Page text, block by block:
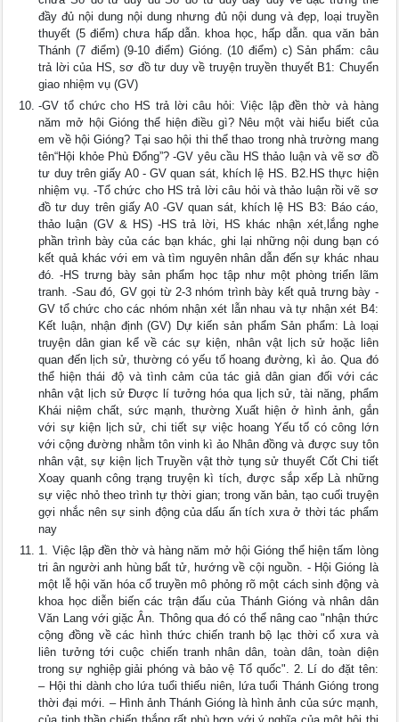
đầy đủ nội dung nội dung nhưng đủ nội dung và đẹp, loại truyền
thuyết (5 điểm) chưa hấp dẫn. khoa học, hấp dẫn. qua văn bản
Thánh (7 điểm) (9-10 điểm) Gióng. (10 điểm) c) Sản phẩm: câu
trả lời của HS, sơ đồ tư duy về truyện truyền thuyết B1: Chuyển
giao nhiệm vụ (GV)
-GV tổ chức cho HS trả lời câu hỏi: Việc lập đền thờ và hàng
năm mở hội Gióng thể hiện điều gì? Nêu một vài hiểu biết của
em về hội Gióng? Tại sao hội thi thể thao trong nhà trường mang
tên“Hội khỏe Phù Đổng”? -GV yêu cầu HS thảo luận và vẽ sơ đồ
tư duy trên giấy A0 - GV quan sát, khích lệ HS. B2.HS thực hiện
nhiệm vụ. -Tổ chức cho HS trả lời câu hỏi và thảo luận rồi vẽ sơ
đồ tư duy trên giấy A0 -GV quan sát, khích lệ HS B3: Báo cáo,
thảo luận (GV & HS) -HS trả lời, HS khác nhận xét,lắng nghe
phần trình bày của các bạn khác, ghi lại những nội dung bạn có
kết quả khác với em và tìm nguyên nhân dẫn đến sự khác nhau
đó. -HS trưng bày sản phẩm học tập như một phòng triển lãm
tranh. -Sau đó, GV gọi từ 2-3 nhóm trình bày kết quả trưng bày -
GV tổ chức cho các nhóm nhận xét lẫn nhau và tự nhận xét B4:
Kết luận, nhận định (GV) Dự kiến sản phẩm Sản phẩm: Là loại
truyện dân gian kể về các sự kiện, nhân vật lịch sử hoặc liên
quan đến lịch sử, thường có yếu tố hoang đường, kì ảo. Qua đó
thể hiện thái độ và tình cảm của tác giả dân gian đối với các
nhân vật lịch sử Được lí tưởng hóa qua lịch sử, tài năng, phẩm
Khái niệm chất, sức mạnh, thường Xuất hiện ở hình ảnh, gắn
với sự kiện lịch sử, chi tiết sự việc hoang Yếu tố có công lớn
với cộng đường nhằm tôn vinh kì ảo Nhân đồng và được suy tôn
nhân vật, sự kiện lịch Truyền vật thờ tụng sử thuyết Cốt Chi tiết
Xoay quanh công trạng truyện kì tích, được sắp xếp Là những
sự việc nhỏ theo trình tự thời gian; trong văn bản, tạo cuối truyện
gợi nhắc nên sự sinh động của dấu ấn tích xưa ở thời tác phẩm
nay
1. Việc lập đền thờ và hàng năm mở hội Gióng thể hiện tấm lòng
tri ân người anh hùng bất tử, hướng về cội nguồn. - Hội Gióng là
một lễ hội văn hóa cổ truyền mô phỏng rõ một cách sinh động và
khoa học diễn biến các trận đấu của Thánh Gióng và nhân dân
Văn Lang với giặc Ân. Thông qua đó có thể nâng cao "nhận thức
cộng đồng về các hình thức chiến tranh bộ lạc thời cổ xưa và
liên tưởng tới cuộc chiến tranh nhân dân, toàn dân, toàn diện
trong sự nghiệp giải phóng và bảo vệ Tổ quốc". 2. Lí do đặt tên:
– Hội thi dành cho lứa tuổi thiếu niên, lứa tuổi Thánh Gióng trong
thời đại mới. – Hình ảnh Thánh Gióng là hình ảnh của sức mạnh,